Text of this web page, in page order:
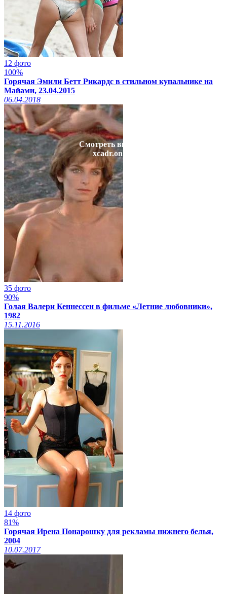
Смотреть видео на
xcadr.online
12 фото
100%
Горячая Эмили Бетт Рикардс в стильном купальнике на
Майами, 23.04.2015
06.04.2018
35 фото
90%
Голая Валери Кеннессен в фильме «Летние любовники»,
1982
15.11.2016
14 фото
81%
Горячая Ирена Понарошку для рекламы нижнего белья,
2004
10.07.2017